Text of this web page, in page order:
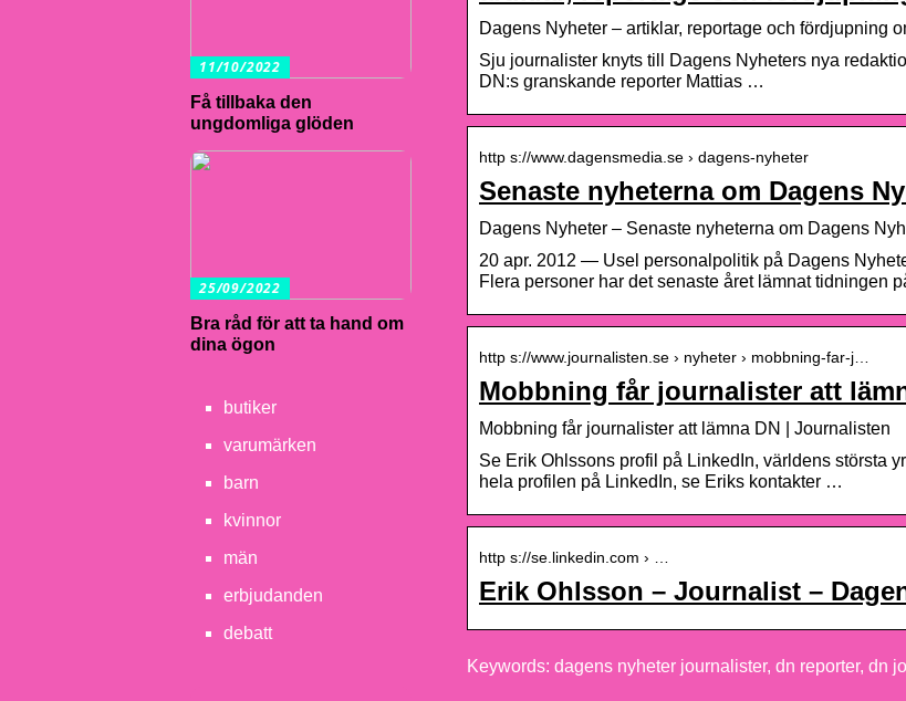
Dagens Nyheter – artiklar, reportage och fördjupning
Sju journalister knyts till Dagens Nyheters nya
DN:s granskande reporter Mattias …
http s://www.dagensmedia.se › dagens-nyheter
Senaste nyheterna om Dagens
Dagens Nyheter – Senaste nyheterna om Dagens
20 apr. 2012 — Usel personalpolitik på Dagens
Flera personer har det senaste året lämnat tidningen
http s://www.journalisten.se › nyheter › mobbning-far-j…
Mobbning får journalister att
Mobbning får journalister att lämna DN | Journalisten
Se Erik Ohlssons profil på LinkedIn, världens största
hela profilen på LinkedIn, se Eriks kontakter …
http s://se.linkedin.com › …
Erik Ohlsson – Journalist –
Keywords: dagens nyheter journalister, dn reporter, dn
11/10/2022
Få tillbaka den
ungdomliga glöden
25/09/2022
Bra råd för att ta hand om
dina ögon
butiker
varumärken
barn
kvinnor
män
erbjudanden
debatt